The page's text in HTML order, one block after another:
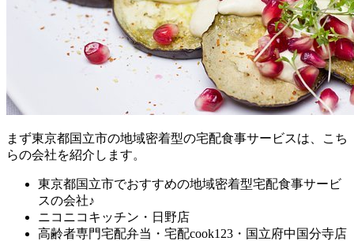
まず東京都国立市の地域密着型の宅配食事サービスは、こち
らの会社を紹介します。
東京都国立市でおすすめの地域密着型宅配食事サービ
スの会社♪
ニコニコキッチン・日野店
高齢者専門宅配弁当・宅配cook123・国立府中国分寺店